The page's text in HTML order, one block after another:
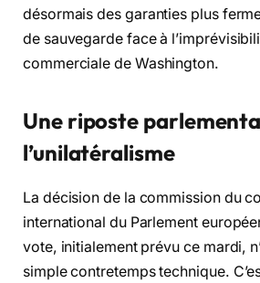
désormais des garanties plus
de sauvegarde face à
commerciale de Washington.
Une riposte
l’unilatéralisme
La décision de la commission du
international du Parlement
vote, initialement prévu ce mardi,
simple contretemps technique.